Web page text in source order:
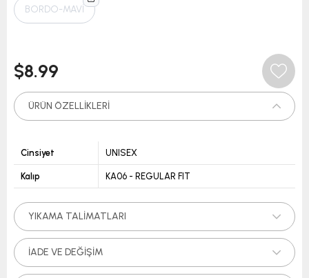
BORDO-MAVİ
$8.99
ÜRÜN ÖZELLIKLERI
Cinsiyet UNISEX
Kalıp KA06 - REGULAR FIT
YIKAMA TALIMATLARI
İADE VE DEĞIŞIM